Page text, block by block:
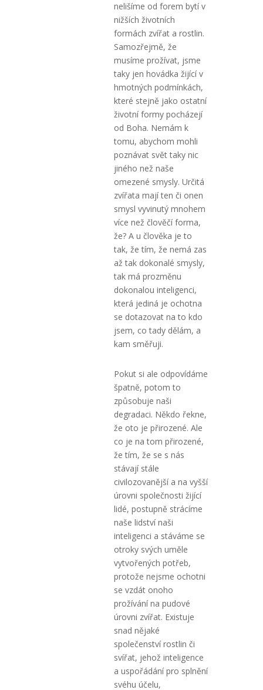
nelišíme od forem bytí v
nižších životních
formách zvířat a rostlin.
Samozřejmě, že
musíme prožívat, jsme
taky jen hovádka žijící v
hmotných podmínkách,
které stejně jako ostatní
životní formy pocházejí
od Boha. Nemám k
tomu, abychom mohli
poznávat svět taky nic
jiného než naše
omezené smysly. Určitá
zvířata mají ten či onen
smysl vyvinutý mnohem
více než člověčí forma,
že? A u člověka je to
tak, že tím, že nemá zas
až tak dokonalé smysly,
tak má prozměnu
dokonalou inteligenci,
která jediná je ochotna
se dotazovat na to kdo
jsem, co tady dělám, a
kam směřuji.
Pokut si ale odpovídáme
špatně, potom to
způsobuje naši
degradaci. Někdo řekne,
že oto je přirozené. Ale
co je na tom přirozené,
že tím, že se s nás
stávají stále
civilozovanější a na vyšší
úrovni společnosti žijící
lidé, postupně strácíme
naše lidství naši
inteligenci a stáváme se
otroky svých uměle
vytvořených potřeb,
protože nejsme ochotni
se vzdát onoho
prožívání na pudové
úrovni zvířat. Existuje
snad nějaké
společenství rostlin či
svířat, jehož inteligence
a uspořádání pro splnění
svéhu účelu,